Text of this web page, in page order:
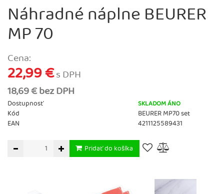
Náhradné náplne BEURER
MP 70
Cena:
22,99 €s DPH
18,69 € bez DPH
Dostupnosť SKLADOM ÁNO
Kód
BEURER MP70 set
EAN
4211125589431
Pridať do košíka